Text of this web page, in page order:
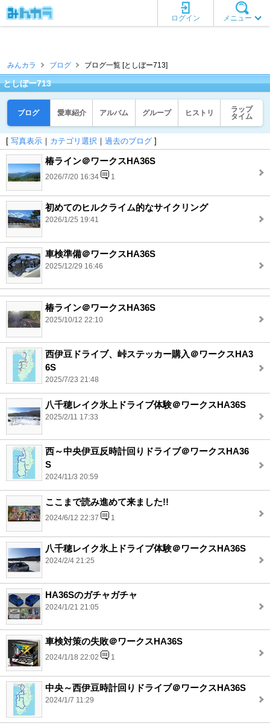
メニュー
ログイン
みんカラ ブログ ブログ一覧 [としぼー713]
としぼー713
ブログ 愛車紹介 アルバム グループ ヒストリ
ラップ
タイム
[ 写真表示 ｜ カテゴリ選択 ｜ 過去のブログ ]
椿ライン＠ワークスHA36S
2026/7/20 16:34 1
初めてのヒルクライム的なサイクリング
2026/1/25 19:41
車検準備＠ワークスHA36S
2025/12/29 16:46
椿ライン＠ワークスHA36S
2025/10/12 22:10
西伊豆ドライブ、峠ステッカー購入＠ワークスHA3
6S
2025/7/23 21:48
八千穂レイク氷上ドライブ体験＠ワークスHA36S
2025/2/11 17:33
西～中央伊豆反時計回りドライブ＠ワークスHA36
S
2024/11/3 20:59
ここまで読み進めて来ました!!
2024/6/12 22:37 1
八千穂レイク氷上ドライブ体験＠ワークスHA36S
2024/2/4 21:25
HA36Sのガチャガチャ
2024/1/21 21:05
車検対策の失敗＠ワークスHA36S
2024/1/18 22:02 1
中央～西伊豆時計回りドライブ＠ワークスHA36S
2024/1/7 11:29